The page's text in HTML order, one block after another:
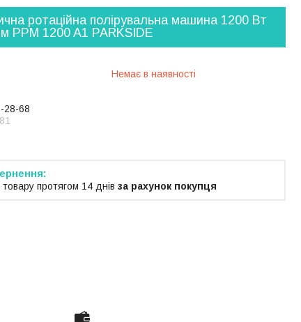
ротаційна полірувальна машина 1200 Вт
PPM 1200 A1 PARKSIDE
Немає в наявності
28-68
протягом 14 днів за рахунок покупця